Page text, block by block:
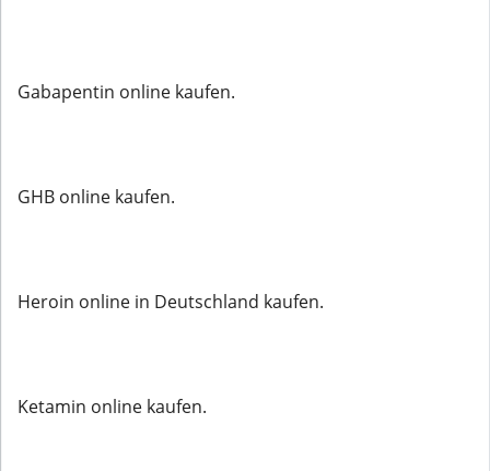
Gabapentin online kaufen.
GHB online kaufen.
Heroin online in Deutschland kaufen.
Ketamin online kaufen.